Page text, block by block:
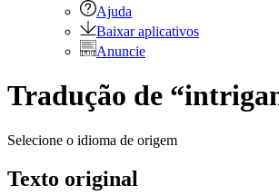
Ajuda
Baixar aplicativos
Anuncie
Tradução de
Selecione o idioma de origem
Texto original